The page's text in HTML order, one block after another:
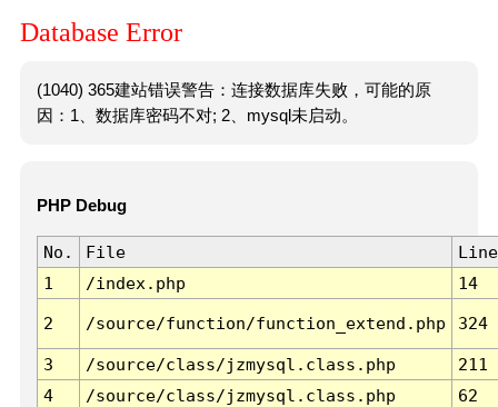
Database Error
(1040) 365建站错误警告：连接数据库失败，可能的原
因：1、数据库密码不对; 2、mysql未启动。
PHP Debug
No. File
Line
1
/index.php 14
2 /source/function/function_extend.php 324
3 /source/class/jzmysql.class.php
211
4
/source/class/jzmysql.class.php
62